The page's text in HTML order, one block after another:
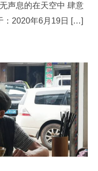
声息的在天空中 肆意
：2020年6月19日 […]